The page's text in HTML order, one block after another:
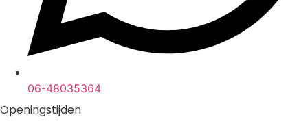
06-48035364
Openingstijden